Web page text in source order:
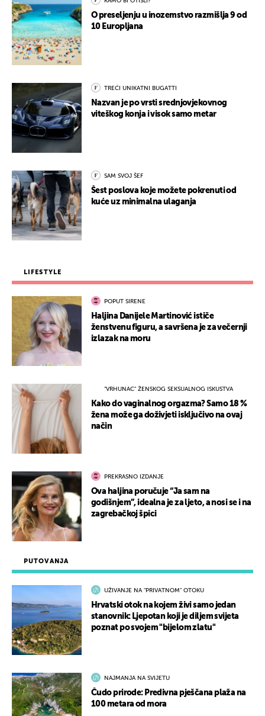
PUTOVANJA
UŽIVANJE NA "PRIVATNOM" OTOKU
Hrvatski otok na kojem živi samo jedan
stanovnik: Ljepotan koji je diljem svijeta
poznat po svojem "bijelom zlatu"
NAJMANJA NA SVIJETU
Čudo prirode: Predivna pješčana plaža na
100 metara od mora
O preseljenju u inozemstvo razmišlja 9 od
10 Europljana
TREĆI UNIKATNI BUGATTI
Nazvan je po vrsti srednjovjekovnog
viteškog konja i visok samo metar
SAM SVOJ ŠEF
Šest poslova koje možete pokrenuti od
kuće uz minimalna ulaganja
LIFESTYLE
POPUT SIRENE
Haljina Danijele Martinović ističe
ženstvenu figuru, a savršena je za večernji
izlazak na moru
"VRHUNAC" ŽENSKOG SEKSUALNOG ISKUSTVA
Kako do vaginalnog orgazma? Samo 18 %
žena može ga doživjeti isključivo na ovaj
način
PREKRASNO IZDANJE
Ova haljina poručuje “Ja sam na
godišnjem”, idealna je za ljeto, a nosi se i na
zagrebačkoj špici